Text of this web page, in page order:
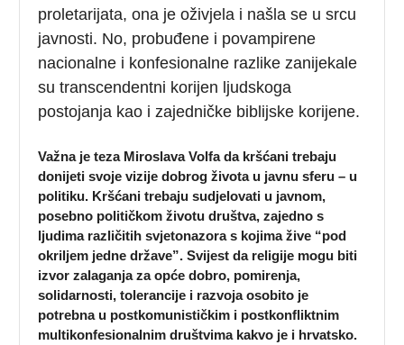
proletarijata, ona je oživjela i našla se u srcu
javnosti. No, probuđene i povampirene
nacionalne i konfesionalne razlike zanijekale
su transcendentni korijen ljudskoga
postojanja kao i zajedničke biblijske korijene.
Važna je teza Miroslava Volfa da kršćani trebaju
donijeti svoje vizije dobrog života u javnu sferu – u
politiku. Kršćani trebaju sudjelovati u javnom,
posebno političkom životu društva, zajedno s
ljudima različitih svjetonazora s kojima žive “pod
okriljem jedne države”. Svijest da religije mogu biti
izvor zalaganja za opće dobro, pomirenja,
solidarnosti, tolerancije i razvoja osobito je
potrebna u postkomunističkim i postkonfliktnim
multikonfesionalnim društvima kakvo je i hrvatsko.